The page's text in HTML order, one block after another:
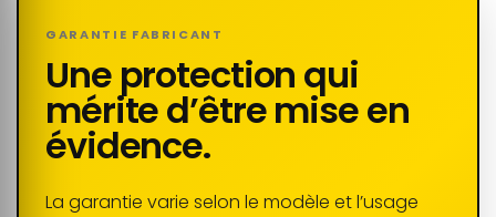
GARANTIE FABRICANT
Une protection qui
mérite d’être mise en
évidence.
La garantie varie selon le modèle et l’usage